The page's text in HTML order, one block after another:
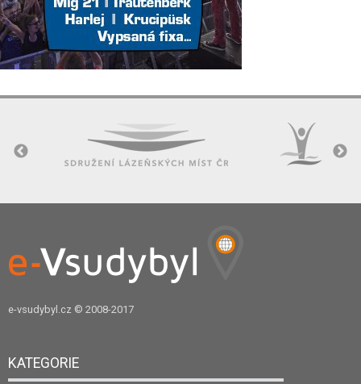
e-vsudybyl.cz © 2008-2017
KATEGORIE